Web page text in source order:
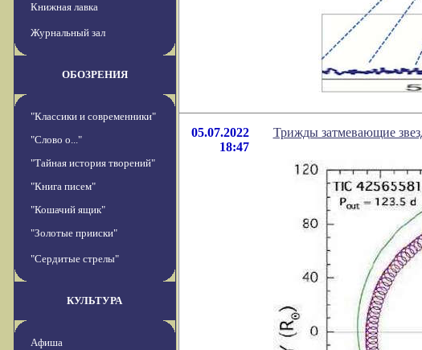
Книжная лавка
Журнальный зал
ОБОЗРЕНИЯ
"Классики и современники"
"Слово о..."
"Тайная история творений"
"Книга писем"
"Кошачий ящик"
"Золотые прииски"
"Сердитые стрелы"
КУЛЬТУРА
Афиша
05.07.2022
18:47
Трижды затмевающие